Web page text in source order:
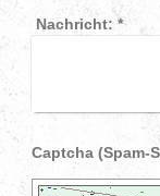
Nachricht: *